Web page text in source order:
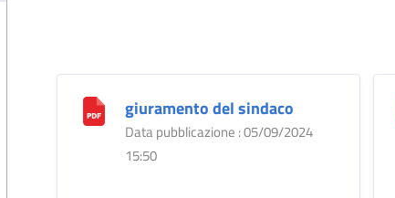
giuramento del sindaco
Data pubblicazione : 05/09/2024
15:50